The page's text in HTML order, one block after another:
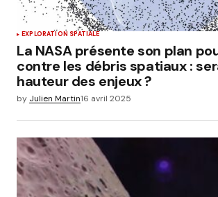
EXPLORATION SPATIALE
La NASA présente son plan
contre les débris spatiaux :
hauteur des enjeux ?
by Julien Martin16 avril 2025